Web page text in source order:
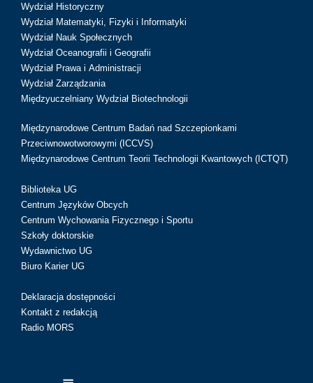
Wydział Historyczny
Wydział Matematyki, Fizyki i Informatyki
Wydział Nauk Społecznych
Wydział Oceanografii i Geografii
Wydział Prawa i Administracji
Wydział Zarządzania
Międzyuczelniany Wydział Biotechnologii
Międzynarodowe Centrum Badań nad Szczepionkami
Przeciwnowotworowymi (ICCVS)
Międzynarodowe Centrum Teorii Technologii Kwantowych (ICTQT)
Biblioteka UG
Centrum Języków Obcych
Centrum Wychowania Fizycznego i Sportu
Szkoły doktorskie
Wydawnictwo UG
Biuro Karier UG
Deklaracja dostępności
Kontakt z redakcją
Radio MORS